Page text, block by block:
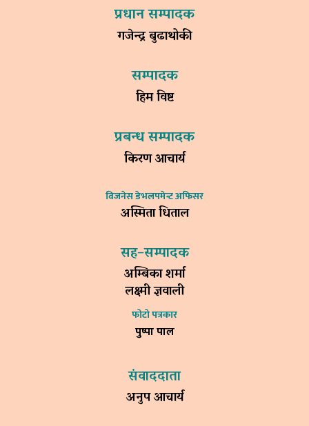
प्रधान सम्पादक
गजेन्द्र बुढाथोकी
सम्पादक
हिम विष्ट
प्रबन्ध सम्पादक
किरण आचार्य
विजनेस डेभलपमेन्ट अफिसर
अस्मिता धिताल
सह–सम्पादक
अम्बिका शर्मा
लक्ष्मी ज्ञवाली
फोटो पत्रकार
पुष्पा पाल
संवाददाता
अनुप आचार्य